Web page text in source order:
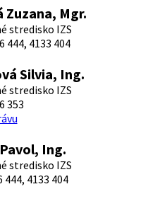
Zuzana, Mgr.
stredisko IZS
444, 4133 404
Silvia, Ing.
stredisko IZS
353
Ing.
stredisko IZS
4133 404